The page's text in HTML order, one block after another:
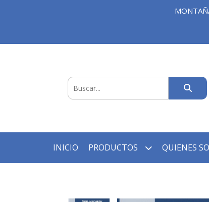
INICIO PRODUCTOS QUIENES